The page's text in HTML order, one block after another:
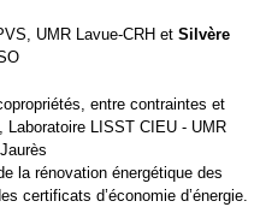
UMR Lavue-CRH et Silvère
entre contraintes et
, Laboratoire LISST CIEU - UMR
la rénovation énergétique des
certificats d’économie d’énergie.